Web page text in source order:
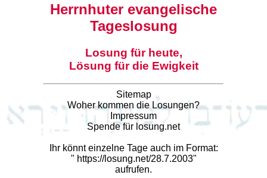
Herrnhuter evangelische
Tageslosung
Losung für heute,
Lösung für die Ewigkeit
Sitemap
Woher kommen die Losungen?
Impressum
Spende für losung.net
Ihr könnt einzelne Tage auch im Format:
" https://losung.net/28.7.2003"
aufrufen.